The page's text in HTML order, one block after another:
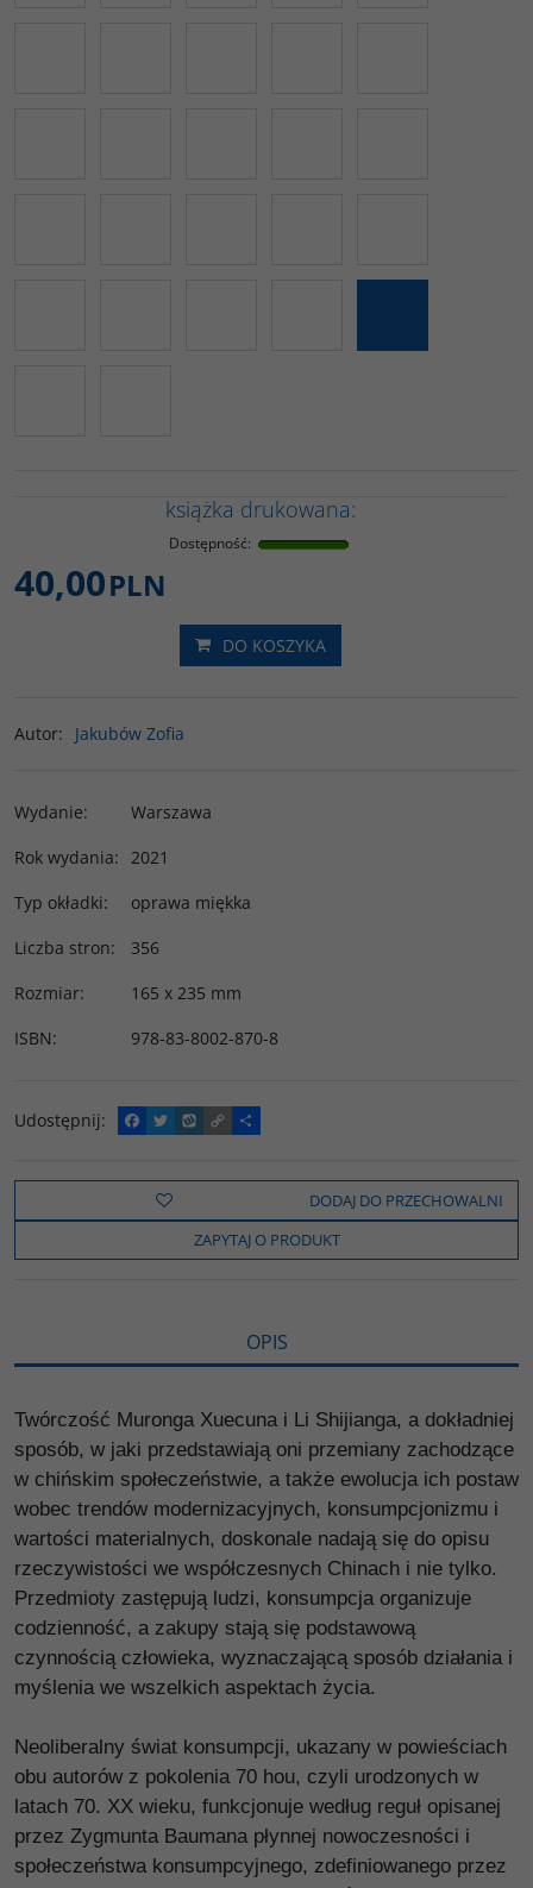
książka drukowana:
Dostępność:
40,00PLN
DO KOSZYKA
Autor: Jakubów Zofia
Wydanie:
Warszawa
Rok wydania: 2021
Typ okładki:
oprawa miękka
Liczba stron:
356
Rozmiar:
165 x 235 mm
ISBN: 978-83-8002-870-8
Udostępnij:
F
a
e
o
k
T
w
t
t
e
W
y
o
C
o
y
i
n
k
P
o
z
e
l
s
DODAJ DO PRZECHOWALNI
ZAPYTAJ O PRODUKT
OPIS
Twórczość Muronga Xuecuna i Li Shijianga, a dokładniej
sposób, w jaki przedstawiają oni przemiany zachodzące
w chińskim społeczeństwie, a także ewolucja ich postaw
wobec trendów modernizacyjnych, konsumpcjonizmu i
wartości materialnych, doskonale nadają się do opisu
rzeczywistości we współczesnych Chinach i nie tylko.
Przedmioty zastępują ludzi, konsumpcja organizuje
codzienność, a zakupy stają się podstawową
czynnością człowieka, wyznaczającą sposób działania i
myślenia we wszelkich aspektach życia.
Neoliberalny świat konsumpcji, ukazany w powieściach
obu autorów z pokolenia 70 hou, czyli urodzonych w
latach 70. XX wieku, funkcjonuje według reguł opisanej
przez Zygmunta Baumana płynnej nowoczesności i
społeczeństwa konsumpcyjnego, zdefiniowanego przez